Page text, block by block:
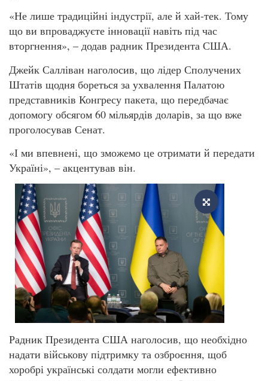
«Не лише традиційні індустрії, але й хай-тек. Тому
що ви впроваджуєте інновації навіть під час
вторгнення», – додав радник Президента США.
Джейк Салліван наголосив, що лідер Сполучених
Штатів щодня бореться за ухвалення Палатою
представників Конгресу пакета, що передбачає
допомогу обсягом 60 мільярдів доларів, за що вже
проголосував Сенат.
«І ми впевнені, що зможемо це отримати й передати
Україні», – акцентував він.
Радник Президента США наголосив, що необхідно
надати військову підтримку та озброєння, щоб
хоробрі українські солдати могли ефективно